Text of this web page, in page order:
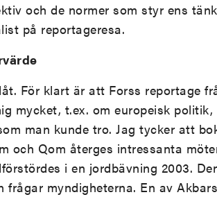
och de normer som styr ens
på reportageresa.
För klart är att Forss reportage
mycket, t.ex. om europeisk
man kunde tro. Jag tycker att
och Qom återges intressanta
i en jordbävning 2003.
frågar myndigheterna. En av